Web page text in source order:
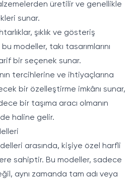
üretilir ve genellikle
sunar.
şıklık ve gösteriş
modeller, takı tasarımlarını
bir seçenek sunar.
tercihlerine ve ihtiyaçlarına
bir özelleştirme imkânı sunar,
bir taşıma aracı olmanın
haline gelir.
arasında, kişiye özel harfli
sahiptir. Bu modeller, sadece
aynı zamanda tam adı veya